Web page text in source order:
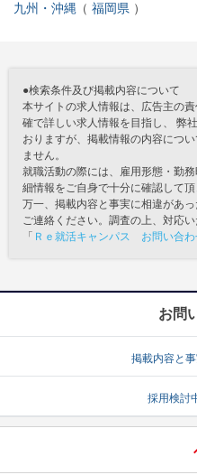
九州・沖縄
福岡県
●検索条件及び掲載内容について
本サイトの求人情報は、広告主の
確で詳しい求人情報を目指し、 弊
おりますが、掲載情報の内容につ
ません。
就職活動の際には、雇用形態・勤
細情報をご自身で十分に確認して頂
万一、掲載内容と事実に相違があ
ご連絡ください。調査の上、対応い
「 Ｒｅ就活キャンパス お問い合
お問
掲載内容と
採用検討